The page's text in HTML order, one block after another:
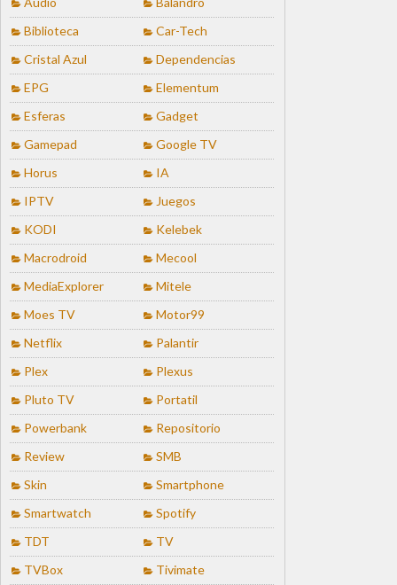
Biblioteca
Car-Tech
Cristal Azul
Dependencias
EPG
Elementum
Esferas
Gadget
Gamepad
Google TV
Horus
IA
IPTV
Juegos
KODI
Kelebek
Macrodroid
Mecool
MediaExplorer
Mitele
Moes TV
Motor99
Netflix
Palantir
Plex
Plexus
Pluto TV
Portatil
Powerbank
Repositorio
Review
SMB
Skin
Smartphone
Smartwatch
Spotify
TDT
TV
TVBox
Tivimate